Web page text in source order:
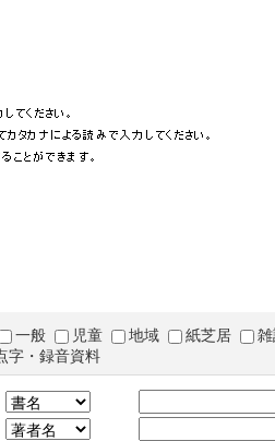
一般 児童 地域 紙芝居
字・録音資料